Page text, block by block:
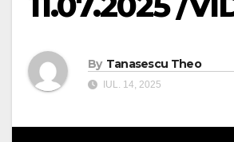
By Tanasescu Theo
IUL. 14, 2025